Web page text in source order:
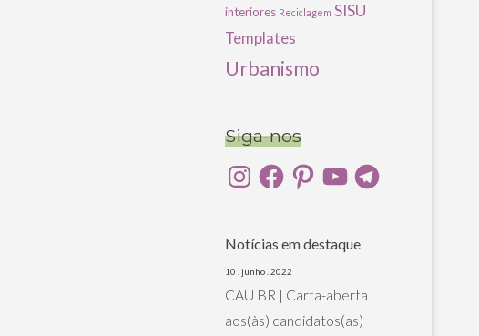
interiores Reciclagem SISU
Templates
Urbanismo
Siga-nos
InstagramFacebookPinterestYouTubeTelegram
Notícias em destaque
10 . junho . 2022
CAU BR | Carta-aberta
aos(às) candidatos(as)